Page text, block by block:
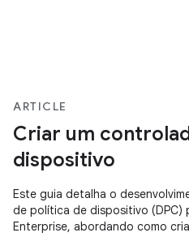
ARTICLE
Criar um
dispositivo
Este guia detalha o
de política de dispositivo (DPC)
Enterprise, abordando como